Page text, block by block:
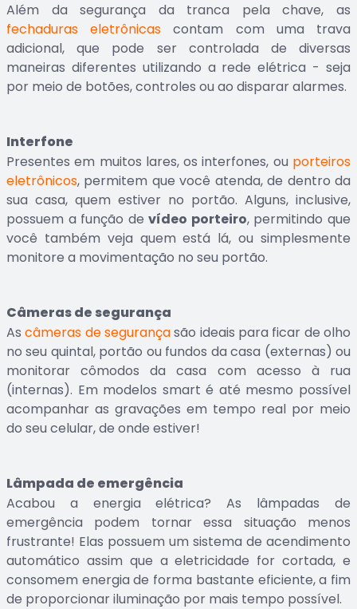
Além da segurança da tranca pela chave, as
fechaduras eletrônicas contam com uma trava
adicional, que pode ser controlada de diversas
maneiras diferentes utilizando a rede elétrica - seja
por meio de botões, controles ou ao disparar alarmes.
Interfone
Presentes em muitos lares, os interfones, ou porteiros
eletrônicos, permitem que você atenda, de dentro da
sua casa, quem estiver no portão. Alguns, inclusive,
possuem a função devídeo porteiro, permitindo que
você também veja quem está lá, ou simplesmente
monitore a movimentação no seu portão.
Câmeras de segurança
Ascâmeras de segurançasão ideais para ficar de olho
no seu quintal, portão ou fundos da casa (externas) ou
monitorar cômodos da casa com acesso à rua
(internas). Em modelos smart é até mesmo possível
acompanhar as gravações em tempo real por meio
do seu celular, de onde estiver!
Lâmpada de emergência
Acabou a energia elétrica? As lâmpadas de
emergência podem tornar essa situação menos
frustrante! Elas possuem um sistema de acendimento
automático assim que a eletricidade for cortada, e
consomem energia de forma bastante eficiente, a fim
de proporcionar iluminação por mais tempo possível.